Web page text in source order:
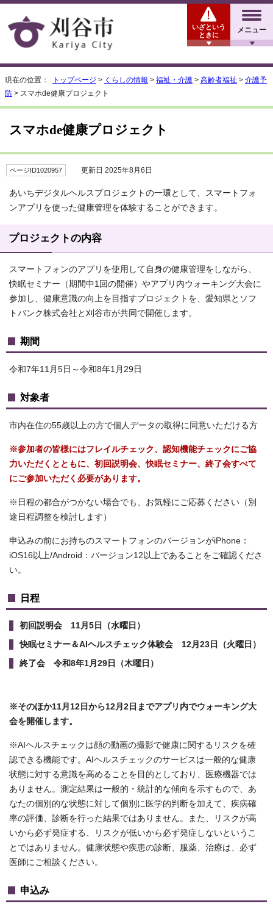
メニュー
いざという
ときに
現在の位置： トップページ > くらしの情報 > 福祉・介護 > 高齢者福祉 > 介護予
防 > スマホde健康プロジェクト
スマホde健康プロジェクト
ページID1020957 更新日 2025年8月6日
あいちデジタルヘルスプロジェクトの一環として、スマートフォ
ンアプリを使った健康管理を体験することができます。
プロジェクトの内容
スマートフォンのアプリを使用して自身の健康管理をしながら、
快眠セミナー（期間中1回の開催）やアプリ内ウォーキング大会に
参加し、健康意識の向上を目指すプロジェクトを、愛知県とソフ
トバンク株式会社と刈谷市が共同で開催します。
期間
令和7年11月5日～令和8年1月29日
対象者
市内在住の55歳以上の方で個人データの取得に同意いただける方
※参加者の皆様にはフレイルチェック、認知機能チェックにご協
力いただくとともに、初回説明会、快眠セミナー、終了会すべて
にご参加いただく必要があります。
※日程の都合がつかない場合でも、お気軽にご応募ください（別
途日程調整を検討します）
申込みの前にお持ちのスマートフォンのバージョンがiPhone：
iOS16以上/Android：バージョン12以上であることをご確認くださ
い。
日程
初回説明会 11月5日（水曜日）
快眠セミナー＆AIヘルスチェック体験会 12月23日（火曜日）
終了会 令和8年1月29日（木曜日）
※そのほか11月12日から12月2日までアプリ内でウォーキング大
会を開催します。
※AIヘルスチェックは顔の動画の撮影で健康に関するリスクを確
認できる機能です。AIヘルスチェックのサービスは一般的な健康
状態に対する意識を高めることを目的としており、医療機器では
ありません。測定結果は一般的・統計的な傾向を示すもので、あ
なたの個別的な状態に対して個別に医学的判断を加えて、疾病確
率の評価、診断を行った結果ではありません。また、リスクが高
いから必ず発症する、リスクが低いから必ず発症しないというこ
とではありません。健康状態や疾患の診断、服薬、治療は、必ず
医師にご相談ください。
申込み